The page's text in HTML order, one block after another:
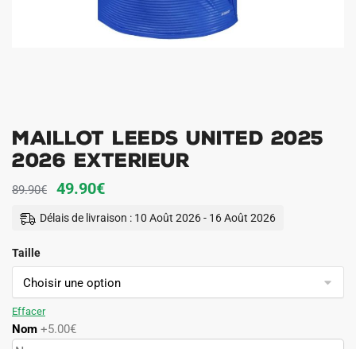
Maillot Leeds United 2025
2026 Exterieur
89.90€
Le
prix
89.90€.
49.90€Le
prix
49.90€.
Délais de livraison : 10 Août 2026 - 16 Août 2026
Taille
Effacer
Nom +5.00€